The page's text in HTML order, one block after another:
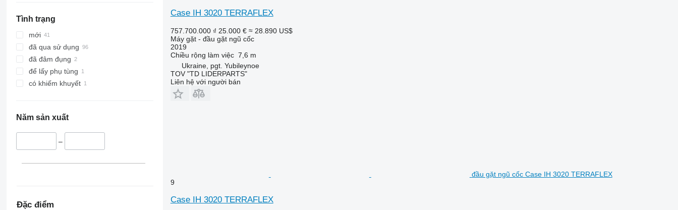
Tình trạng
mới
đã qua sử dụng
đã đâm đụng
để lấy phụ tùng
có khiếm khuyết
Năm sản xuất
–
Đặc điểm
Case IH 3020 TERRAFLEX
757.700.000 ₫ 25.000 € ≈ 28.890 US$
Máy gặt - đầu gặt ngũ cốc
2019
Chiều rộng làm việc 7,6 m
Ukraine, pgt. Yubileynoe
TOV "TD LIDERPARTS"
Liên hệ với người bán
đầu gặt ngũ cốc Case IH 3020 TERRAFLEX
9
Case IH 3020 TERRAFLEX